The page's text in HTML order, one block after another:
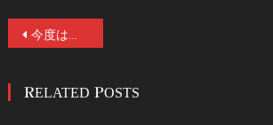
投
ナ
今度は「出かけないお化け屋敷」!? 話題のホラーカルチャーカフェバー『ゾウンテッドマンション』にある、前代未聞の【新型お化け屋敷】が、なんと自宅で体験できるオンラインコンテンツ・サービスを12月後半に開始予定！
RELATED POSTS